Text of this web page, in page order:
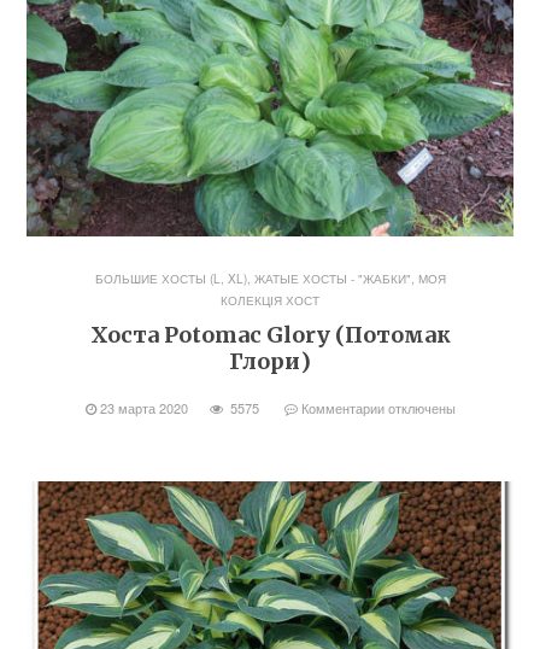
БОЛЬШИЕ ХОСТЫ (L, XL), ЖАТЫЕ ХОСТЫ - "ЖАБКИ", МОЯ
КОЛЕКЦІЯ ХОСТ
Хоста Potomac Glory (Потомак
Глори)
23 марта 2020 5575 Комментарииотключены